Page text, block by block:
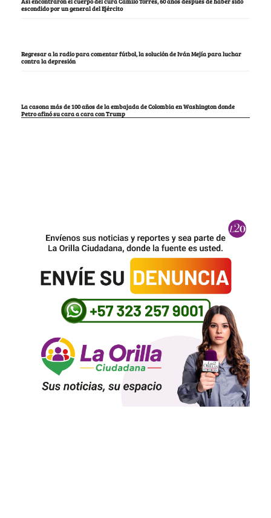
escondido por un general del Ejército
Regresar a la radio para comentar fútbol, la solución de Iván Mejía para luchar
contra la depresión
La casona más de 100 años de la embajada de Colombia en Washington donde
Petro afinó su cara a cara con Trump